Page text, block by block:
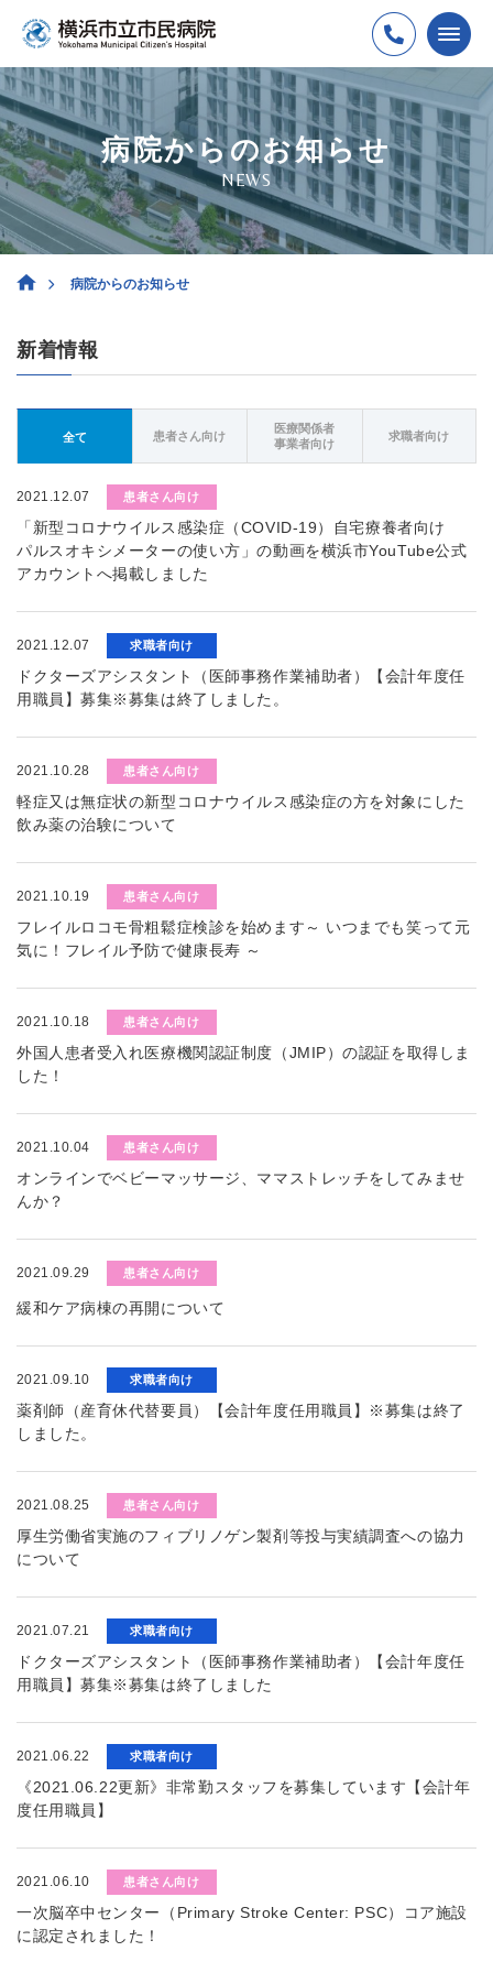
病院からのお知らせ
NEWS
病院からのお知らせ
新着情報
全て 患者さん向け
医療関係者
事業者向け
求職者向け
2021.12.07 患者さん向け
「新型コロナウイルス感染症（COVID-19）自宅療養者向け
パルスオキシメーターの使い方」の動画を横浜市YouTube公式
アカウントへ掲載しました
2021.12.07 求職者向け
ドクターズアシスタント（医師事務作業補助者）【会計年度任
用職員】募集※募集は終了しました。
2021.10.28 患者さん向け
軽症又は無症状の新型コロナウイルス感染症の方を対象にした
飲み薬の治験について
2021.10.19 患者さん向け
フレイルロコモ骨粗鬆症検診を始めます～ いつまでも笑って元
気に！フレイル予防で健康長寿 ～
2021.10.18 患者さん向け
外国人患者受入れ医療機関認証制度（JMIP）の認証を取得しま
した！
2021.10.04 患者さん向け
オンラインでベビーマッサージ、ママストレッチをしてみませ
んか？
2021.09.29 患者さん向け
緩和ケア病棟の再開について
2021.09.10 求職者向け
薬剤師（産育休代替要員）【会計年度任用職員】※募集は終了
しました。
2021.08.25 患者さん向け
厚生労働省実施のフィブリノゲン製剤等投与実績調査への協力
について
2021.07.21 求職者向け
ドクターズアシスタント（医師事務作業補助者）【会計年度任
用職員】募集※募集は終了しました
2021.06.22 求職者向け
《2021.06.22更新》非常勤スタッフを募集しています【会計年
度任用職員】
2021.06.10 患者さん向け
一次脳卒中センター（Primary Stroke Center: PSC）コア施設
に認定されました！